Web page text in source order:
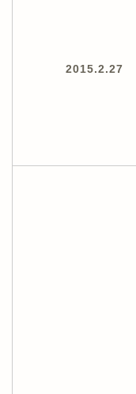
2015.2.27